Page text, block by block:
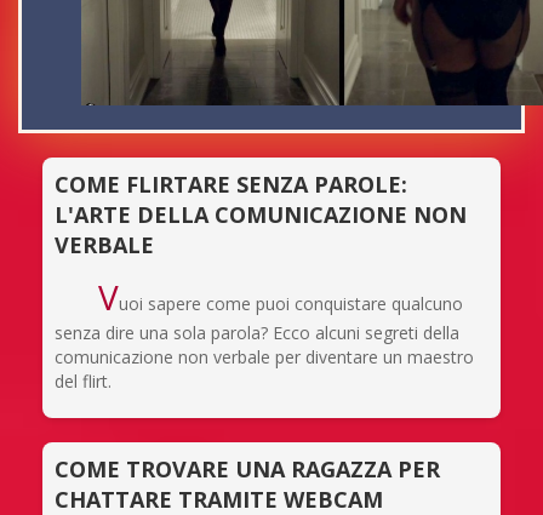
COME FLIRTARE SENZA PAROLE:
L'ARTE DELLA COMUNICAZIONE NON
VERBALE
Vuoi sapere come puoi conquistare qualcuno
senza dire una sola parola? Ecco alcuni segreti della
comunicazione non verbale per diventare un maestro
del flirt.
COME TROVARE UNA RAGAZZA PER
CHATTARE TRAMITE WEBCAM